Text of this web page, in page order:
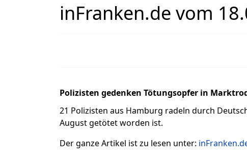
inFranken.de vom
Polizisten gedenken Tötungsopfer in
21 Polizisten aus Hamburg radeln durch
August getötet worden ist.
Der ganze Artikel ist zu lesen unter: